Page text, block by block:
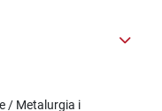
/ Metalurgia i